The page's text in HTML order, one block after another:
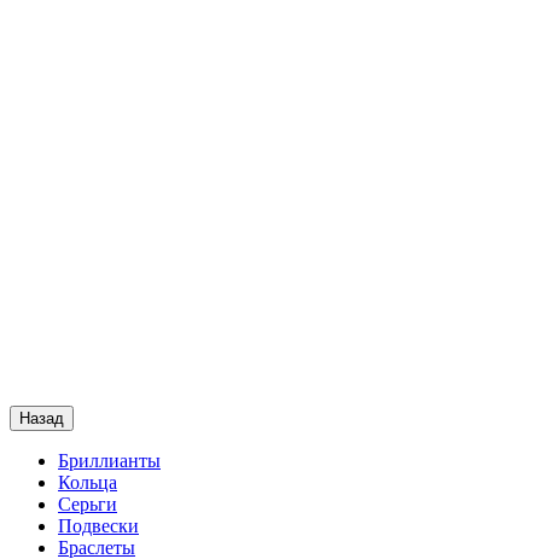
Назад
Бриллианты
Кольца
Серьги
Подвески
Браслеты